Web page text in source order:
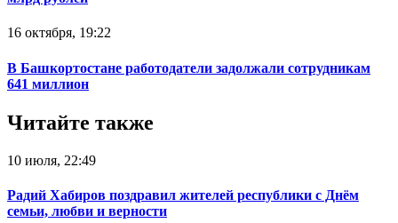
16 октября, 19:22
В Башкортостане работодатели задолжали сотрудникам
641 миллион
Читайте также
10 июля, 22:49
Радий Хабиров поздравил жителей республики с Днём
семьи, любви и верности